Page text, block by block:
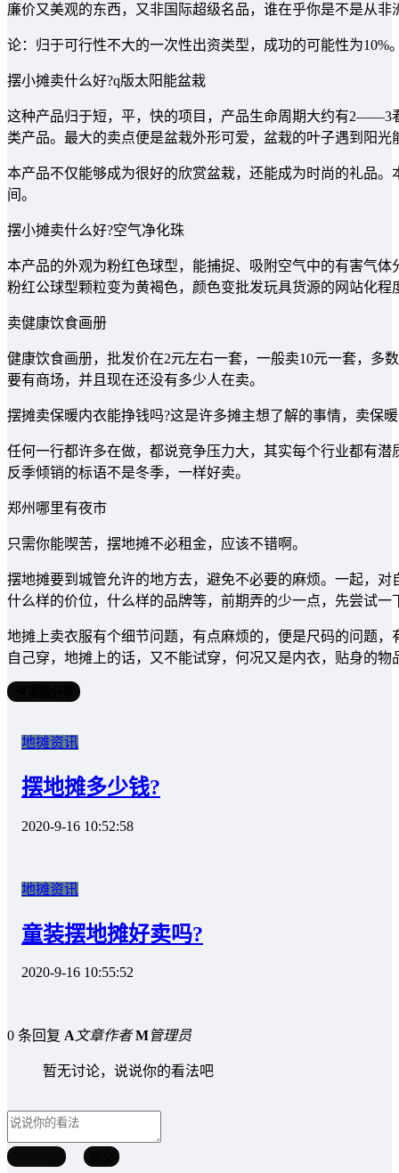
廉价又美观的东西，又非国际超级名品，谁在乎你是不是从非
论：归于可行性不大的一次性出资类型，成功的可能性为10%
摆小摊卖什么好?q版太阳能盆栽
这种产品归于短，平，快的项目，产品生命周期大约有2――3
类产品。最大的卖点便是盆栽外形可爱，盆栽的叶子遇到阳
本产品不仅能够成为很好的欣赏盆栽，还能成为时尚的礼品
间。
摆小摊卖什么好?空气净化珠
本产品的外观为粉红色球型，能捕捉、吸附空气中的有害气
粉红公球型颗粒变为黄褐色，颜色变批发玩具货源的网站化程
卖健康饮食画册
健康饮食画册，批发价在2元左右一套，一般卖10元一套，多
要有商场，并且现在还没有多少人在卖。
摆摊卖保暖内衣能挣钱吗?这是许多摊主想了解的事情，卖保
任何一行都许多在做，都说竞争压力大，其实每个行业都有
反季倾销的标语不是冬季，一样好卖。
郑州哪里有夜市
只需你能喫苦，摆地摊不必租金，应该不错啊。
摆地摊要到城管允许的地方去，避免不必要的麻烦。一起，
什么样的价位，什么样的品牌等，前期弄的少一点，先尝试
地摊上卖衣服有个细节问题，有点麻烦的，便是尺码的问题
自己穿，地摊上的话，又不能试穿，何况又是内衣，贴身的物
地摊资讯
摆地摊多少钱?
2020-9-16 10:52:58
地摊资讯
童装摆地摊好卖吗?
2020-9-16 10:55:52
0 条回复 A文章作者 M管理员
暂无讨论，说说你的看法吧